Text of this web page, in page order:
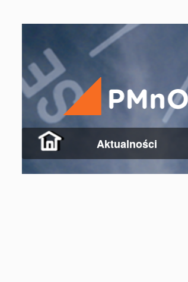
Aktualności